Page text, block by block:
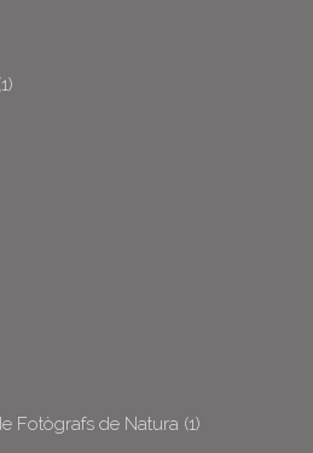
Fotògrafs de Natura (1)